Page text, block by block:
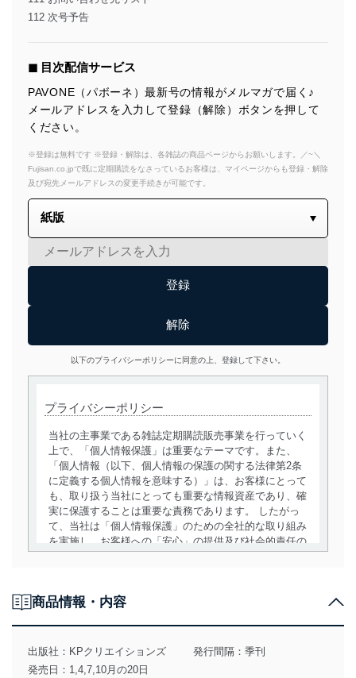
112 次号予告
◼︎ 目次配信サービス
PAVONE（パボーネ）最新号の情報がメルマガで届く♪
メールアドレスを入力して登録（解除）ボタンを押して
ください。
※登録は無料です ※登録・解除は、各雑誌の商品ページからお願いします。／~＼
Fujisan.co.jpで既に定期購読をなさっているお客様は、マイページからも登録・解除
及び宛先メールアドレスの変更手続きが可能です。
以下のプライバシーポリシーに同意の上、登録して下さい。
プライバシーポリシー
当社の主事業である雑誌定期購読販売事業を行っていく
上で、「個人情報保護」は重要なテーマです。また、
「個人情報（以下、個人情報の保護の関する法律第2条
に定義する個人情報を意味する）」は、お客様にとって
も、取り扱う当社にとっても重要な情報資産であり、確
実に保護することは重要な責務であります。 したがっ
て、当社は「個人情報保護」のための全社的な取り組み
を実施し、お客様への「安心」の提供及び社会的責任の
用目的を明確にし、本人の同意を得たうえで利用目的の
達成に必要な範囲内で適法かつ公正な手段によって取
得・利用・提供を行います。また、当社が保有している
個人情報は、同意を得ずに目的外利用、第三者への提
商品情報・内容
出版社： KPクリエイションズ
発行間隔：季刊
発売日：1,4,7,10月の20日